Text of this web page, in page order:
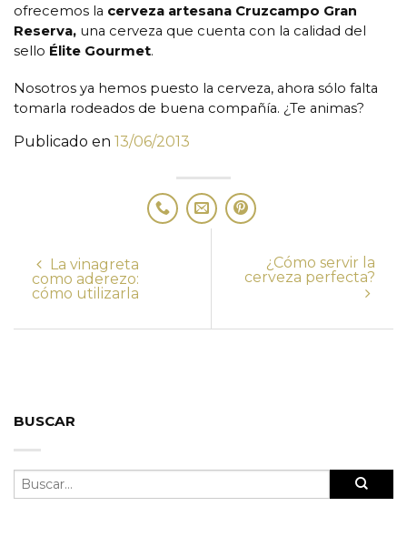
ofrecemos la cerveza artesana Cruzcampo Gran
Reserva, una cerveza que cuenta con la calidad del
sello Élite Gourmet.
Nosotros ya hemos puesto la cerveza, ahora sólo falta
tomarla rodeados de buena compañía. ¿Te animas?
Publicado en 13/06/2013
La vinagreta
como aderezo:
cómo utilizarla
¿Cómo servir la
cerveza perfecta?
BUSCAR